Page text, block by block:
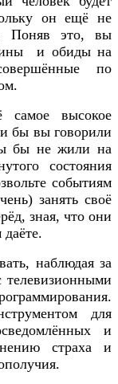
он ещё не
Поняв это, вы
и обиды на
по
высокое
бы вы говорили
бы не жили на
состояния
событиям
занять своё
зная, что они
наблюдая за
телевизионными
для
и
страха и